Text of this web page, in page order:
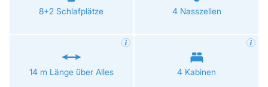
8+2 Schlafplätze 4 Nasszellen
14 m Länge über Alles 4 Kabinen